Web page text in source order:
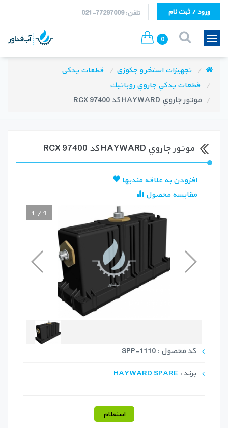
تلفن: 77297009-021 ورود / ثبت نام
0
تجهیزات استخر و جکوزی
قطعات یدکی
قطعات يدكي جاروي روباتيك
موتور جاروي HAYWARD كد RCX 97400
موتور جاروي HAYWARD كد RCX 97400
افزودن به علاقه مندیها
مقایسه محصول
1 /1
کد محصول : SPP-1110
برند : HAYWARD SPARE
استعلام